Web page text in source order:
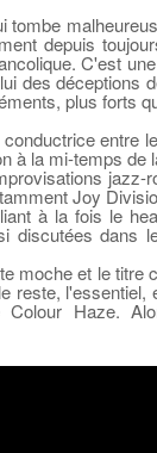
depuis
C'est
des déceptions
plus forts
entre
à la mi-temps
Joy
à la fois le
dans
moche et le titre
l'essentiel,
Haze.